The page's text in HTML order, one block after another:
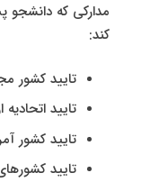
مدارکی که دانشجو
کند:
تایید کشور
تایید
تایید کشور
تایید